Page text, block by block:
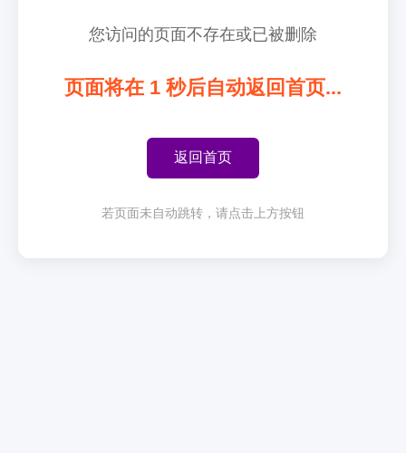
您访问的页面不存在或已被删除
页面将在 1 秒后自动返回首页...
返回首页
若页面未自动跳转，请点击上方按钮